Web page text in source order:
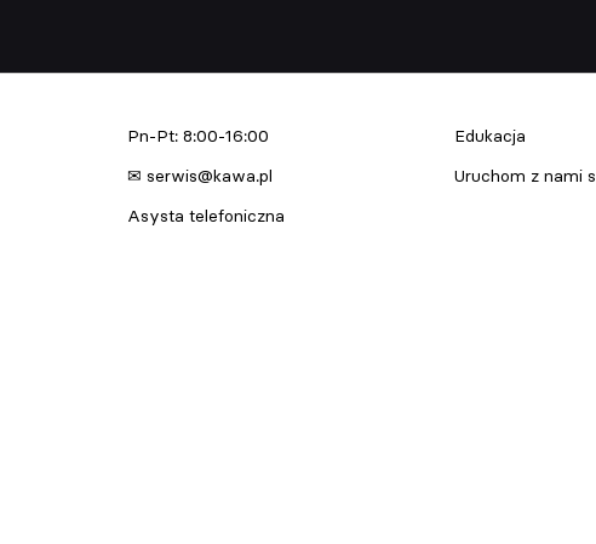
Pn-Pt: 8:00-16:00
✉ serwis@kawa.pl
Asysta telefoniczna
Edukacja
Uruchom z nami